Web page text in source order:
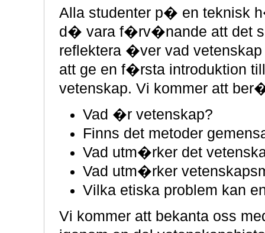
Alla studenter p� en teknisk
d� vara f�rv�nande att det
reflektera �ver vad
att ge en f�rsta introduktion
vetenskap. Vi kommer att
Vad �r vetenskap?
Finns det metoder
Vad utm�rker det
Vad utm�rker
Vilka etiska problem kan
Vi kommer att bekanta oss